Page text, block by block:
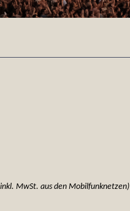
MwSt. aus den Mobilfunknetzen)